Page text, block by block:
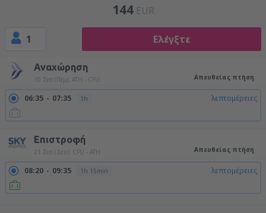
144 EUR
1 Ελέγξτε
Αναχώρηση
10 Σεπ (Πέμ) ATH - CFU Απευθείας πτήση
06:35 07:35 1h λεπτομέρειες
Επιστροφή
21 Σεπ (Δευ) CFU - ATH Απευθείας πτήση
08:20 09:35 1h 15min λεπτομέρειες